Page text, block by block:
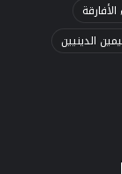
الدينيين